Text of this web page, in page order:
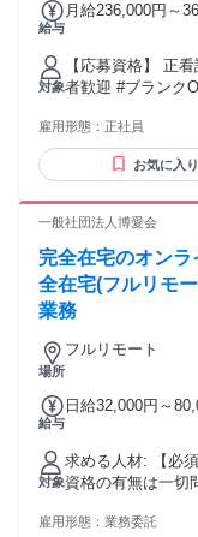
という気持ちがあ
タートを全力で応
給与
月給236,000円～
対象
【応募資格】 正看護師 【メリット】 #長期 #学
者歓迎 #ブランク
雇用形態： 正社員
お気に入り
一般社団法人博愛会
完全在宅のオン
全在宅(フルリモ
業務
場所
フルリモート
給与
日給32,000円～80,000円 給与: *
給：8,000〜10,000円 日給：64,000円〜80,000円 ※実
働日数を考慮して
対象
求める人材: 【必須条件】 ・医師免許をお持ちの方 ※専門医
資格の有無は一切問いません。
たい開業医の方 ⭐
雇用形態： 業務委託